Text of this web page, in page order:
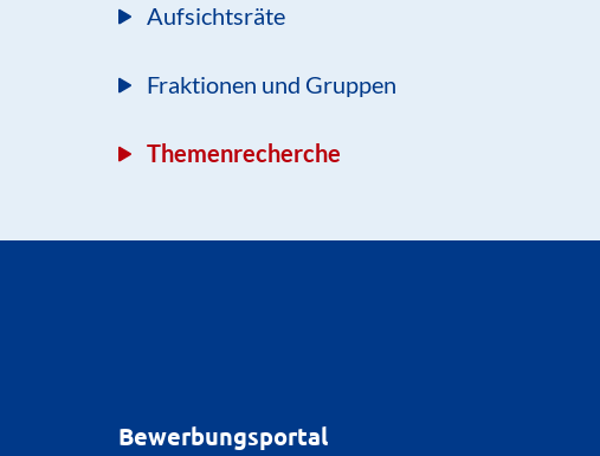
Aufsichtsräte
Fraktionen und Gruppen
Themenrecherche
Bewerbungsportal